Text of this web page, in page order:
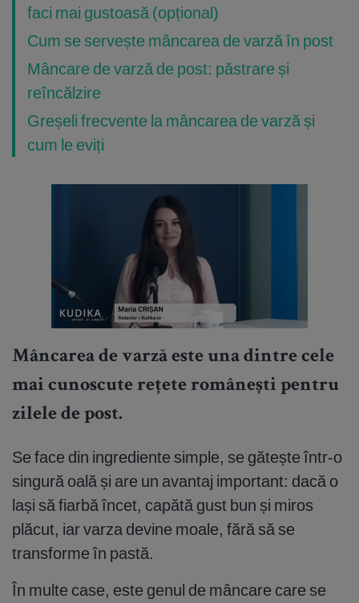
faci mai gustoasă (opțional)
Cum se servește mâncarea de varză în post
Mâncare de varză de post: păstrare și
reîncălzire
Greșeli frecvente la mâncarea de varză și
cum le eviți
Mâncarea de varză este una dintre cele
mai cunoscute rețete românești pentru
zilele de post.
Se face din ingrediente simple, se gătește într-o
singură oală și are un avantaj important: dacă o
lași să fiarbă încet, capătă gust bun și miros
plăcut, iar varza devine moale, fără să se
transforme în pastă.
În multe case, este genul de mâncare care se